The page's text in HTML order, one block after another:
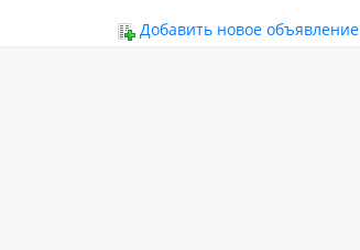
Добавить новое объявление